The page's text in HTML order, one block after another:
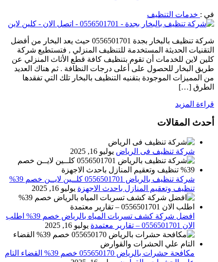
في : خدمات التنظيف
شركة تنظيف بالبخار بجدة 0556501701 حيث يعد البخار من أفضل
التقنيات الحديثة المستخدمة للتنظيف المنزلي , فتستطيع شركة
كلين لاين للخدمات أن تقوم بتنظيف كافة قطع الأثاث المنزلي عن
طريق البخار للحصول على أعلى درجات النظافة . ثم هناك العديد
من المميزات الموجودة بتقنيه التنظيف بالبخار تلك التي تفقدها
الطرق […]
قراءة المزيد
أحدث المقالات
شركة تنظيف فى الرياض يوليو 16, 2025
شركة تنظيف بالرياض 0556501701 كلــين لايــن خصم 39%
تنظيف وتعقيم المنازل باحدث الاجهزة يوليو 16, 2025
افضل شركة كشف تسربات المياه بالرياض خصم 39% اطلب
الان 0556501701‬‏ – تقارير معتمدة
يوليو 16, 2025
مكافحة حشرات بالرياض 055650170 خصم 39% القضاء التام